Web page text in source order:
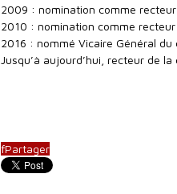
2009 : nomination comme
2010 : nomination comme
2016 : nommé Vicaire Général du
Jusqu’à aujourd’hui, recteur de
fPartager